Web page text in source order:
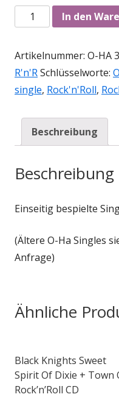
Anzahl In den
Artikelnummer: O-HA
R'n'RSchlüsselworte:
single, Rock'n'Roll,
Beschreibung
Beschreibung
Einseitig bespielte
(Ältere O-Ha Singles
Anfrage)
Ähnliche
Black Knights Sweet
Spirit Of Dixie + Town
Rock’n’Roll CD